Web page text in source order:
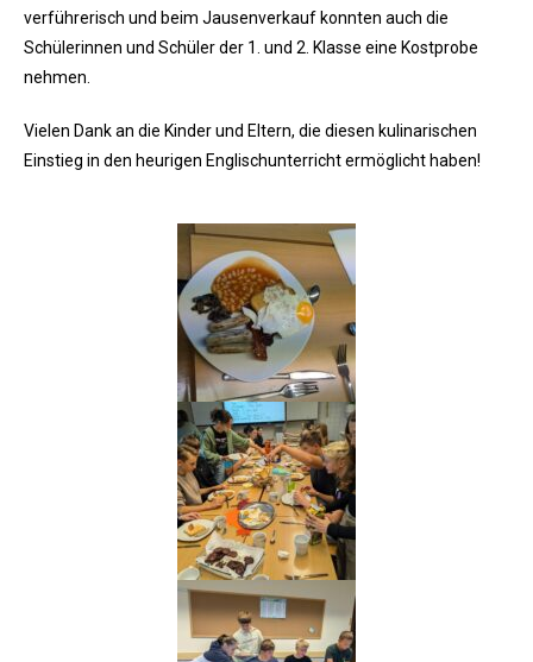
verführerisch und beim Jausenverkauf konnten auch die
Schülerinnen und Schüler der 1. und 2. Klasse eine Kostprobe
nehmen.
Vielen Dank an die Kinder und Eltern, die diesen kulinarischen
Einstieg in den heurigen Englischunterricht ermöglicht haben!